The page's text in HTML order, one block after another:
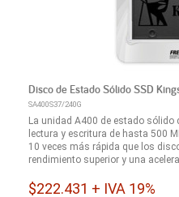
Disco de Estado Sólido SSD
SA400S37/240G
La unidad A400 de estado sólido
lectura y escritura de hasta 500
10 veces más rápida que los
rendimiento superior y una
$222.431 + IVA 19%